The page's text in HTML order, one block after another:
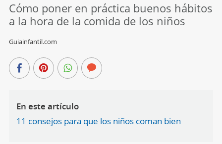
Cómo poner en práctica buenos hábitos
a la hora de la comida de los niños
Guiainfantil.com
En este artículo
11 consejos para que los niños coman bien